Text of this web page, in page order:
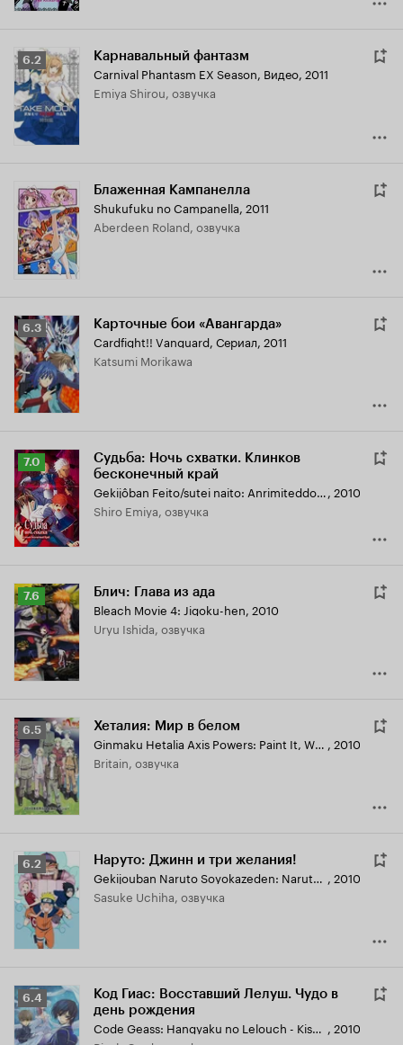
Рейтинг
Кинопоиска
6.2
6.2 Карнавальный фантазм
Carnival Phantasm EX Season, Видео, 2011
Emiya Shirou, озвучка
Блаженная Кампанелла
Shukufuku no Campanella, 2011
Aberdeen Roland, озвучка
Рейтинг
Кинопоиска
6.3
6.3 Карточные бои «Авангарда»
Cardfight!! Vanguard, Сериал, 2011
Katsumi Morikawa
Рейтинг
Кинопоиска
7.0
7.0
Судьба: Ночь схватки. Клинков
бесконечный край
Gekijôban Feito/sutei naito: Anrimiteddo Bureido Wâkusu, 2010
Shiro Emiya, озвучка
Рейтинг
Кинопоиска
7.6
7.6 Блич: Глава из ада
Bleach Movie 4: Jigoku-hen, 2010
Uryu Ishida, озвучка
Рейтинг
Кинопоиска
6.5
6.5 Хеталия: Мир в белом
Ginmaku Hetalia Axis Powers: Paint It, White! , 2010
Britain, озвучка
Рейтинг
Кинопоиска
6.2
6.2 Наруто: Джинн и три желания!
Gekijouban Naruto Soyokazeden: Naruto to Mashin to Mitsu no Onegai Datte ba yo!! , 2010
Sasuke Uchiha, озвучка
Рейтинг
Кинопоиска
6.4
6.4
Код Гиас: Восставший Лелуш. Чудо в
день рождения
Code Geass: Hangyaku no Lelouch - Kiseki no Birthday , 2010